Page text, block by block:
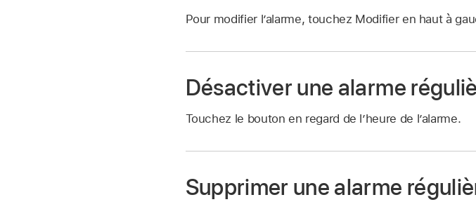
Pour modifier l’alarme, touchez Modifier en haut à
Désactiver une alarme
Touchez le bouton en regard de l’heure de l’alarme.
Supprimer une alarme